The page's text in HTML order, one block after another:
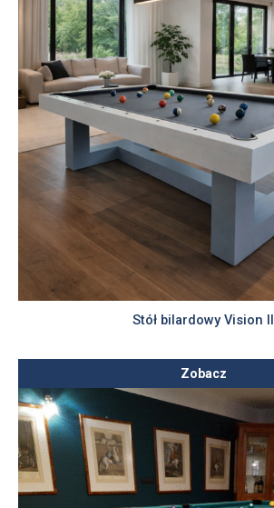
Stół bilardowy Vision II
Zobacz